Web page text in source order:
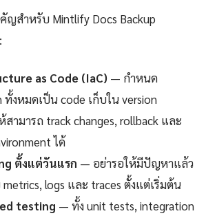
ญสำหรับ Mintlify Docs Backup
as Code (IaC) — กำหนด
งหมดเป็น code เก็บใน version
ามารถ track changes, rollback และ
ได้
ตั้งแต่วันแรก — อย่ารอให้มีปัญหาแล้ว
logs และ traces ตั้งแต่เริ่มต้น
testing — ทั้ง unit tests, integration